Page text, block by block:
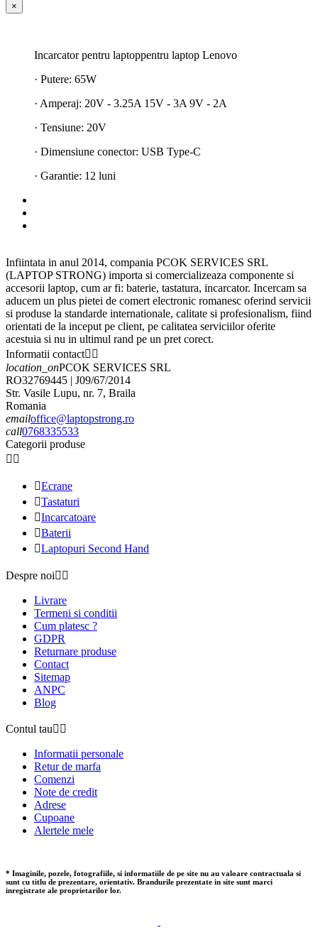
×
Incarcator pentru laptoppentru laptop Lenovo
· Putere: 65W
· Amperaj: 20V - 3.25A 15V - 3A 9V - 2A
· Tensiune: 20V
· Dimensiune conector: USB Type-C
· Garantie: 12 luni
Infiintata in anul 2014, compania PCOK SERVICES SRL
(LAPTOP STRONG) importa si comercializeaza componente si
accesorii laptop, cum ar fi: baterie, tastatura, incarcator. Incercam sa
aducem un plus pietei de comert electronic romanesc oferind servicii
si produse la standarde internationale, calitate si profesionalism, fiind
orientati de la inceput pe client, pe calitatea serviciilor oferite
acestuia si nu in ultimul rand pe un pret corect.
Informatii contact 
location_onPCOK SERVICES SRL
RO32769445 | J09/67/2014
Str. Vasile Lupu, nr. 7, Braila
Romania
emailoffice@laptopstrong.ro
call0768335533
Categorii produse
 
Ecrane
Tastaturi
Incarcatoare
Baterii
Laptopuri Second Hand
Despre noi 
Livrare
Termeni si conditii
Cum platesc ?
GDPR
Returnare produse
Contact
Sitemap
ANPC
Blog
Contul tau 
Informatii personale
Retur de marfa
Comenzi
Note de credit
Adrese
Cupoane
Alertele mele
* Imaginile, pozele, fotografiile, si informatiile de pe site nu au valoare contractuala si
sunt cu titlu de prezentare, orientativ. Brandurile prezentate in site sunt marci
inregistrate ale proprietarilor lor.